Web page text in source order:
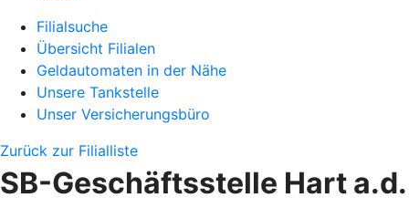
Filialsuche
Übersicht Filialen
Geldautomaten in der Nähe
Unsere Tankstelle
Unser Versicherungsbüro
Zurück zur Filialliste
SB-Geschäftsstelle Hart a.d.